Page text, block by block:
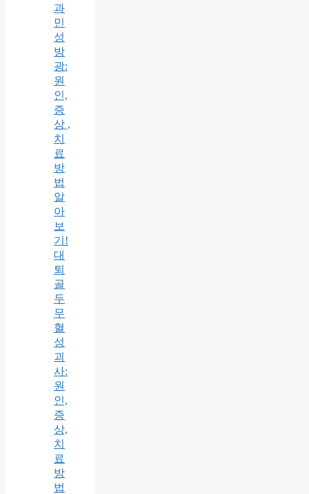
과
민
성
방
광:
원
인,
증
상 ,
치
료
방
법
알
아
보
기!
대
퇴
골
두
무
혈
성
괴
사:
원
인,
증
상,
치
료
방
법